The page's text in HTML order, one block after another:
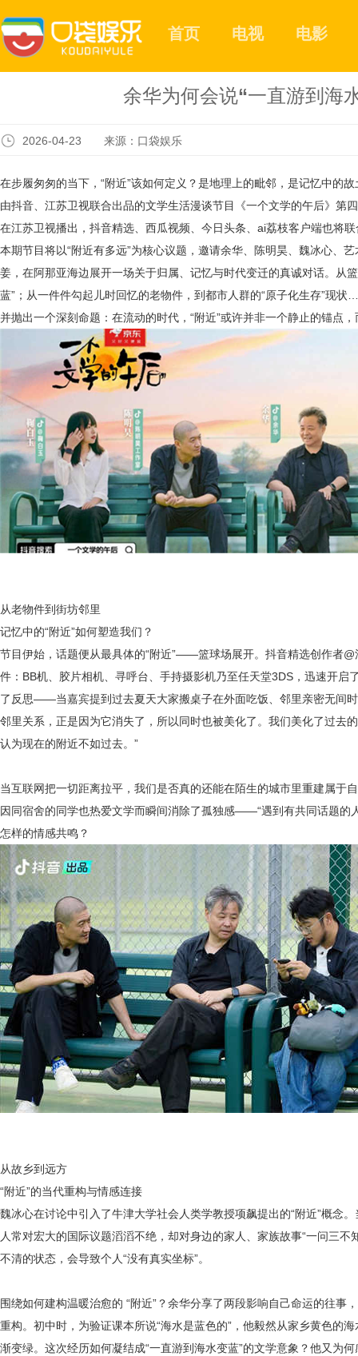
首页 电视 电影
余华为何会说“一直游到海
2026-04-23 来源：口袋娱乐
在步履匆匆的当下，“附近”该如何定义？是地理上的毗邻，是记忆中的
由抖音、江苏卫视联合出品的文学生活漫谈节目《一个文学的午后》第
在江苏卫视播出，抖音精选、西瓜视频、今日头条、ai荔枝客户端也将
本期节目将以“附近有多远”为核心议题，邀请余华、陈明昊、魏冰心、
姜，在阿那亚海边展开一场关于归属、记忆与时代变迁的真诚对话。从
蓝”；从一件件勾起儿时回忆的老物件，到都市人群的“原子化生存”现
并抛出一个深刻命题：在流动的时代，“附近”或许并非一个静止的锚点
从老物件到街坊邻里
记忆中的“附近”如何塑造我们？
节目伊始，话题便从最具体的“附近”——篮球场展开。抖音精选创作者@
件：BB机、胶片相机、寻呼台、手持摄影机乃至任天堂3DS，迅速开启
了反思——当嘉宾提到过去夏天大家搬桌子在外面吃饭、邻里亲密无间
邻里关系，正是因为它消失了，所以同时也被美化了。我们美化了过去
认为现在的附近不如过去。”
当互联网把一切距离拉平，我们是否真的还能在陌生的城市里重建属于
因同宿舍的同学也热爱文学而瞬间消除了孤独感——“遇到有共同话题的
怎样的情感共鸣？
从故乡到远方
“附近”的当代重构与情感连接
魏冰心在讨论中引入了牛津大学社会人类学教授项飙提出的“附近”概念
人常对宏大的国际议题滔滔不绝，却对身边的家人、家族故事“一问三不
不清的状态，会导致个人“没有真实坐标”。
围绕如何建构温暖治愈的 “附近”？余华分享了两段影响自己命运的往事
重构。初中时，为验证课本所说“海水是蓝色的”，他毅然从家乡黄色的
渐变绿。这次经历如何凝结成“一直游到海水变蓝”的文学意象？他又为何